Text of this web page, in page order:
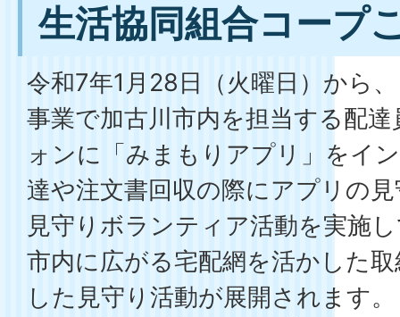
生活協同組合コープ
令和7年1月28日（火曜日）から
事業で加古川市内を担当する配
ォンに「みまもりアプリ」をイ
達や注文書回収の際にアプリの
見守りボランティア活動を実施
市内に広がる宅配網を活かした
した見守り活動が展開されます。